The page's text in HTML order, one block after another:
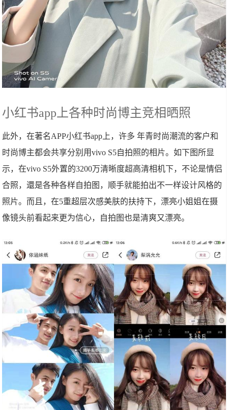
小红书app上各种时尚博主竞相晒照
此外，在著名APP小红书app上，许多 年青时尚潮流的客户和
时尚博主都会共享分别用vivo S5自拍照的相片。如下图所显
示，在vivo S5外置的3200万清晰度超高清相机下，不论是情侣
合照，還是各种各样自拍图，顺手就能拍出不一样设计风格的
照片。而且，在5重超层次感美肤的扶持下，漂亮小姐姐在摄
像镜头前看起来更为信心，自拍图也是清爽又漂亮。